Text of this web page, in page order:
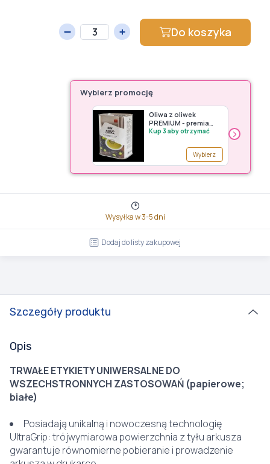
Do koszyka
Wybierz promocję
Oliwa z oliwek
PREMIUM - premia
Avery Zweckform (do
Kup 3 aby otrzymać
Wybierz
›
Wysyłka w 3-5 dni
Dodaj do listy zakupowej
Szczegóły produktu
Opis
TRWAŁE ETYKIETY UNIWERSALNE DO
WSZECHSTRONNYCH ZASTOSOWAŃ (papierowe;
białe)
Posiadają unikalną i nowoczesną technologię
UltraGrip: trójwymiarowa powierzchnia z tyłu arkusza
gwarantuje równomierne pobieranie i prowadzenie